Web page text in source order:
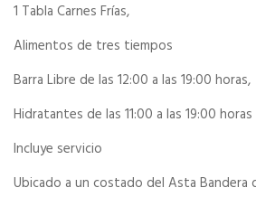
1 Tabla Carnes Frías,
Alimentos de tres tiempos
Barra Libre de las 12:00 a las 19:00 horas,
Hidratantes de las 11:00 a las 19:00 horas
Incluye servicio
Ubicado a un costado del Asta Bandera